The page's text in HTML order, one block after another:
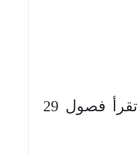
إذا وقع يوم 29من الشهر في يوم أحد تقرأ فصول 29